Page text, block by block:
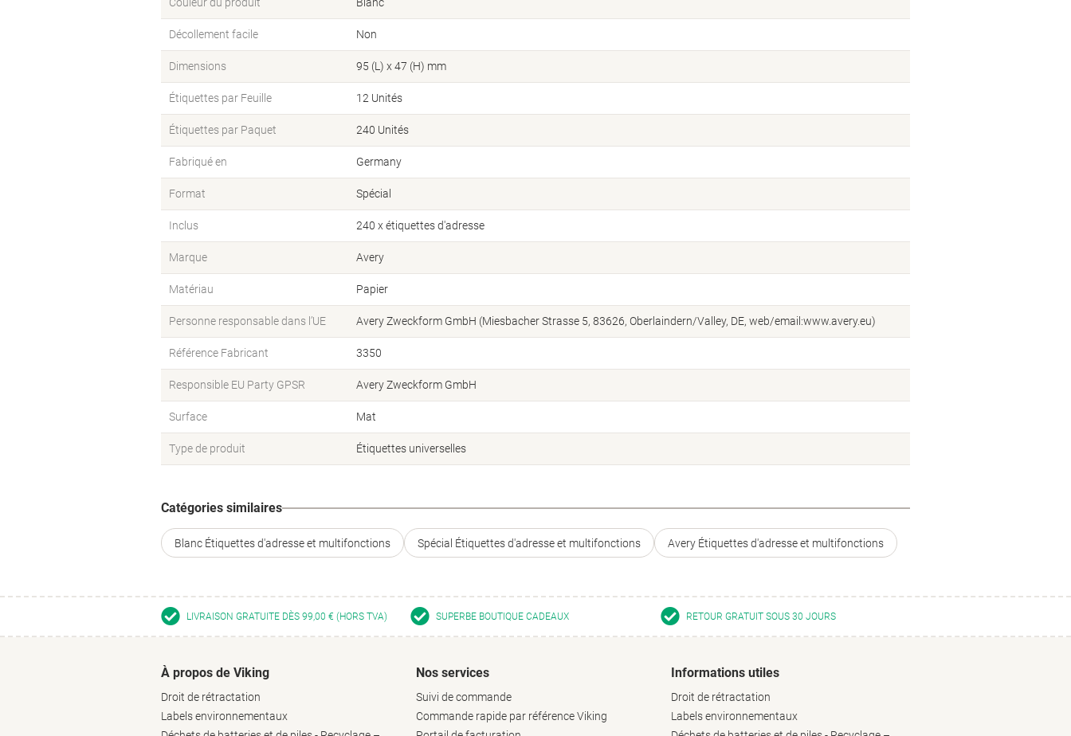
Décollement facile Non
Dimensions 95 (L) x 47 (H) mm
Étiquettes par Feuille 12 Unités
Étiquettes par Paquet 240 Unités
Fabriqué en Germany
Format Spécial
Inclus 240 x étiquettes d'adresse
Marque Avery
Matériau Papier
Personne responsable dans l’UE Avery Zweckform GmbH (Miesbacher Strasse 5, 83626, Oberlaindern/Valley, DE, web/email:www.avery.eu)
Référence Fabricant 3350
Responsible EU Party GPSR Avery Zweckform GmbH
Surface Mat
Type de produit Étiquettes universelles
Catégories similaires
Blanc Étiquettes d'adresse et multifonctions Spécial Étiquettes d'adresse et multifonctions Avery Étiquettes d'adresse et multifonctions
LIVRAISON GRATUITE DÈS 99,00 € (HORS TVA) SUPERBE BOUTIQUE CADEAUX RETOUR GRATUIT SOUS 30 JOURS
À propos de Viking
Droit de rétractation
Labels environnementaux
Nos services
Suivi de commande
Commande rapide par référence Viking
Informations utiles
Droit de rétractation
Labels environnementaux